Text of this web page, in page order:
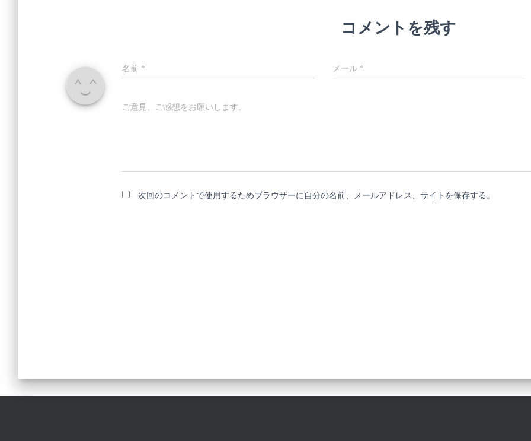
コメントを残す
名前 * メール *
ご意見、ご感想をお願いします。
次回のコメントで使用するためブラウザーに自分の名前、メールアドレス、サイトを保存する。